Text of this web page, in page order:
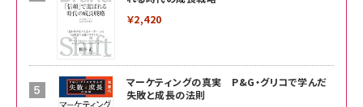
￥2,420
マーケティングの真実 P&G・グリコで学んだ
失敗と成長の法則